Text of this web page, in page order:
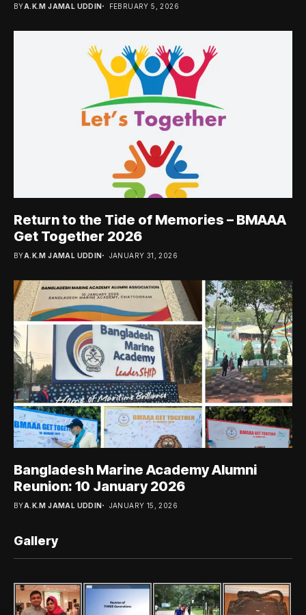
BYA.K.M JAMAL UDDIN FEBRUARY 5, 2026
Return to the Tide of Memories – BMAAA
Get Together 2026
BYA.K.M JAMAL UDDIN JANUARY 31, 2026
Bangladesh Marine Academy Alumni
Reunion: 10 January 2026
BYA.K.M JAMAL UDDIN JANUARY 15, 2026
Gallery